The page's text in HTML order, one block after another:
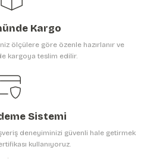
Kargo
ölçülere göre özenle hazırlanır ve
kargoya teslim edilir.
Sistemi
deneyiminizi güvenli hale getirmek
kullanıyoruz.